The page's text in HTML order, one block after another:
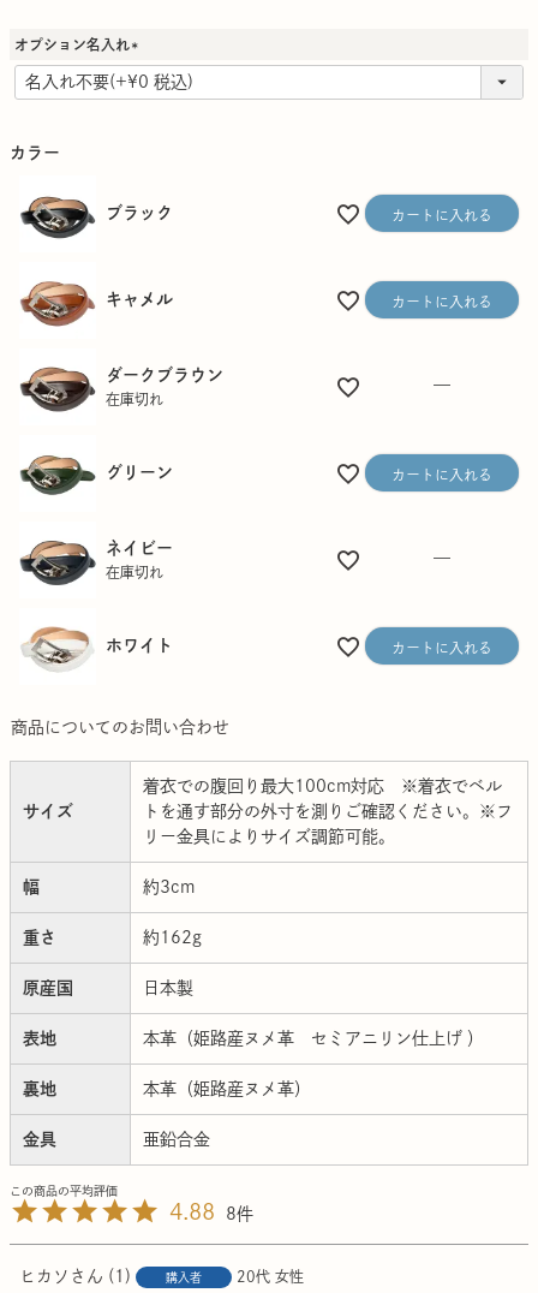
オプション名入れ
カラー
ブラック カートに入れる
キャメル カートに入れる
ダークブラウン
在庫切れ
—
グリーン カートに入れる
ネイビー
在庫切れ
—
ホワイト カートに入れる
商品についてのお問い合わせ
サイズ
着衣での腹回り最大100cm対応 ※着衣でベル
トを通す部分の外寸を測りご確認ください。※フ
リー金具によりサイズ調節可能。
幅 約3cm
重さ 約162g
原産国 日本製
表地 本革（姫路産ヌメ革 セミアニリン仕上げ ）
裏地 本革（姫路産ヌメ革）
金具 亜鉛合金
4.88 8
ヒカソ 1 購入者 20代 女性